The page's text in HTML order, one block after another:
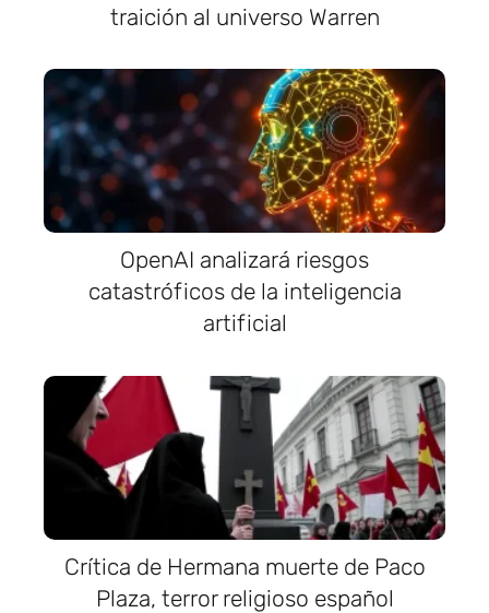
traición al universo Warren
OpenAI analizará riesgos
catastróficos de la inteligencia
artificial
Crítica de Hermana muerte de Paco
Plaza, terror religioso español